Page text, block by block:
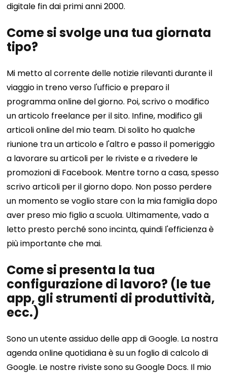
digitale fin dai primi anni 2000.
Come si svolge una tua giornata
tipo?
Mi metto al corrente delle notizie rilevanti durante il
viaggio in treno verso l'ufficio e preparo il
programma online del giorno. Poi, scrivo o modifico
un articolo freelance per il sito. Infine, modifico gli
articoli online del mio team. Di solito ho qualche
riunione tra un articolo e l'altro e passo il pomeriggio
a lavorare su articoli per le riviste e a rivedere le
promozioni di Facebook. Mentre torno a casa, spesso
scrivo articoli per il giorno dopo. Non posso perdere
un momento se voglio stare con la mia famiglia dopo
aver preso mio figlio a scuola. Ultimamente, vado a
letto presto perché sono incinta, quindi l'efficienza è
più importante che mai.
Come si presenta la tua
configurazione di lavoro? (le tue
app, gli strumenti di produttività,
ecc.)
Sono un utente assiduo delle app di Google. La nostra
agenda online quotidiana è su un foglio di calcolo di
Google. Le nostre riviste sono su Google Docs. Il mio